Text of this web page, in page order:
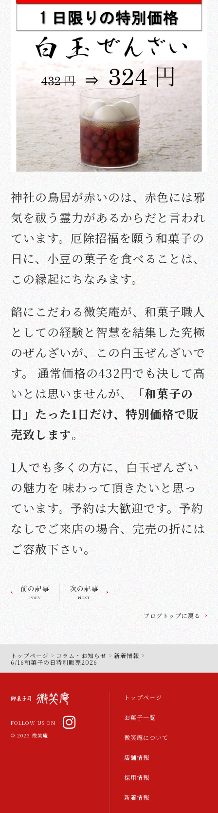
神社の鳥居が赤いのは、赤色には邪
気を祓う霊力があるからだと言われ
ています。厄除招福を願う和菓子の
日に、小豆の菓子を食べることは、
この縁起にちなみます。
餡にこだわる微笑庵が、和菓子職人
としての経験と智慧を結集した究極
のぜんざいが、この白玉ぜんざいで
す。 通常価格の432円でも決して高
いとは思いませんが、「和菓子の
日」たった1日だけ、特別価格で販
売致します。
1人でも多くの方に、白玉ぜんざい
の魅力を 味わって頂きたいと思っ
ています。予約は大歓迎です。予約
なしでご来店の場合、完売の折には
ご容赦下さい。
前の記事
PREV
次の記事
NEXT
ブログトップに戻る
トップページ コラム・お知らせ
新着情報
6/16和菓子の日特別販売2026
FOLLOW US ON
© 2023 微笑庵
トップページ
お菓子一覧
微笑庵について
店舗情報
採用情報
新着情報